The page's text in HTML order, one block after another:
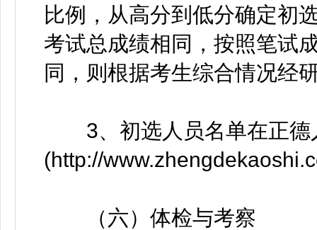
比例，从高分到低分确定初
考试总成绩相同，按照笔试
同，则根据考生综合情况经
3、初选人员名单在正德
(http://
（六）体检与考察